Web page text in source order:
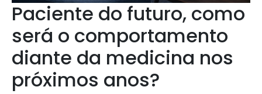
Paciente do futuro, como
será o comportamento
diante da medicina nos
próximos anos?